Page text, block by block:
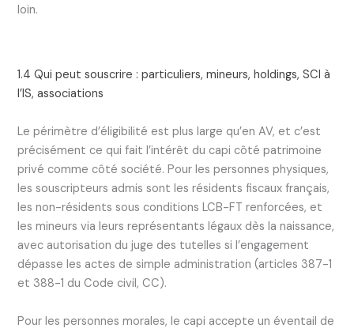
loin.
1.4 Qui peut souscrire : particuliers, mineurs, holdings, SCI à
l’IS, associations
Le périmètre d’éligibilité est plus large qu’en AV, et c’est
précisément ce qui fait l’intérêt du capi côté patrimoine
privé comme côté société. Pour les personnes physiques,
les souscripteurs admis sont les résidents fiscaux français,
les non-résidents sous conditions LCB-FT renforcées, et
les mineurs via leurs représentants légaux dès la naissance,
avec autorisation du juge des tutelles si l’engagement
dépasse les actes de simple administration (articles 387-1
et 388-1 du Code civil, CC).
Pour les personnes morales, le capi accepte un éventail de